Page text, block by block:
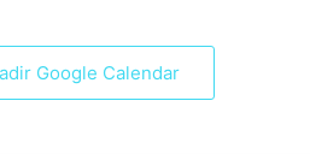
Google Calendar